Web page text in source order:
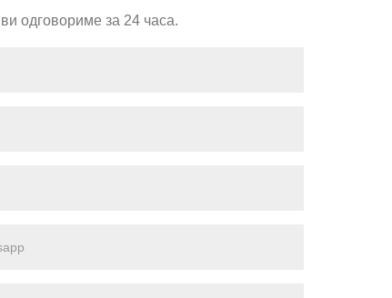
одговориме за 24 часа.